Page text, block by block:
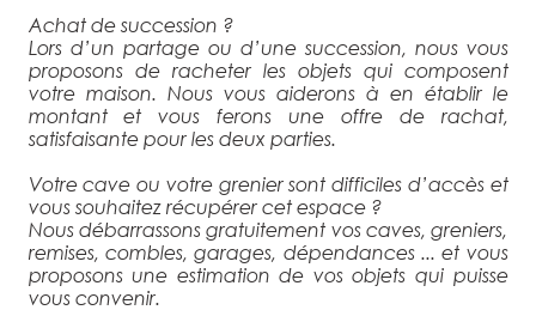
Achat de succession ?
Lors d’un partage ou d’une succession, nous vous
proposons de racheter les objets qui composent
votre maison. Nous vous aiderons à en établir le
montant et vous ferons une offre de rachat,
satisfaisante pour les deux parties.
Votre cave ou votre grenier sont difficiles d’accès et
vous souhaitez récupérer cet espace ?
Nous débarrassons gratuitement vos caves, greniers,
remises, combles, garages, dépendances ... et vous
proposons une estimation de vos objets qui puisse
vous convenir.